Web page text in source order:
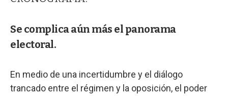
Se complica aún más el panorama
electoral.
En medio de una incertidumbre y el diálogo
trancado entre el régimen y la oposición, el poder